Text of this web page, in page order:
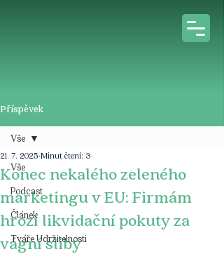
Příspěvek
Vše
Podcast
Článek
Tváře Udržitelnosti
Vše
Konec nekalého zeleného
marketingu v EU: Firmám
hrozí likvidační pokuty za
vágní sliby
21. 7. 2025 Minut čtení: 3